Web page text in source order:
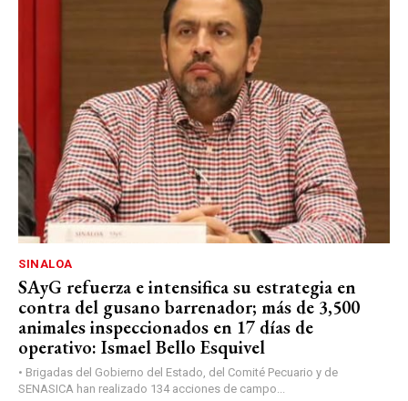
SINALOA
SAyG refuerza e intensifica su estrategia en
contra del gusano barrenador; más de 3,500
animales inspeccionados en 17 días de
operativo: Ismael Bello Esquivel
• Brigadas del Gobierno del Estado, del Comité Pecuario y de
SENASICA han realizado 134 acciones de campo...